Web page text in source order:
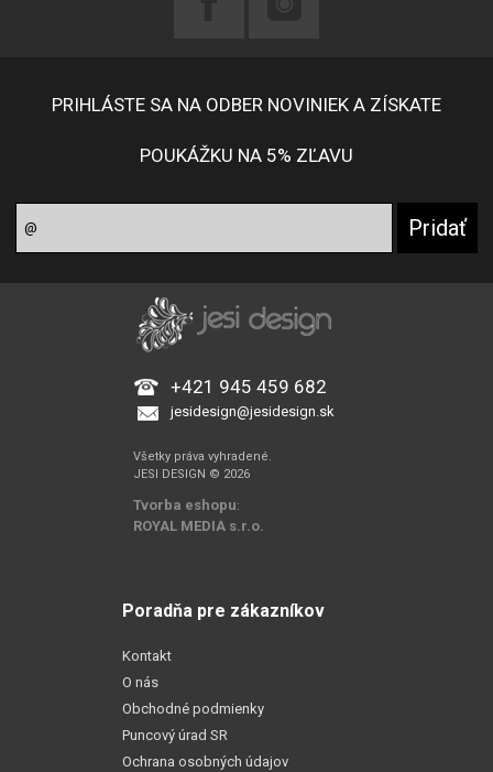
PRIHLÁSTE SA NA ODBER NOVINIEK A ZÍSKATE
POUKÁŽKU NA 5% ZĽAVU
+421 945 459 682
jesidesign@jesidesign.sk
Všetky práva vyhradené.
JESI DESIGN © 2026
Tvorba eshopu:
ROYAL MEDIA s.r.o.
Poradňa pre zákazníkov
Kontakt
O nás
Obchodné podmienky
Puncový úrad SR
Ochrana osobných údajov